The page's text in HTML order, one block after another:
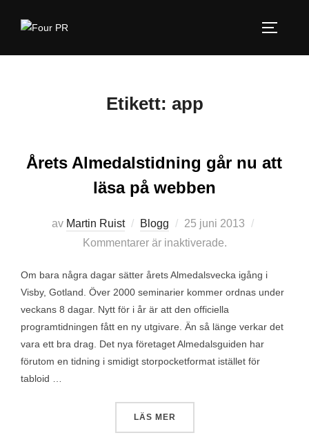
Etikett: app
Årets Almedalstidning går nu att
läsa på webben
av Martin Ruist Blogg
Publicerat
den
25 juni 2013
Kommentarer är inaktiverade.
Om bara några dagar sätter årets Almedalsvecka igång i
Visby, Gotland. Över 2000 seminarier kommer ordnas under
veckans 8 dagar. Nytt för i år är att den officiella
programtidningen fått en ny utgivare. Än så länge verkar det
vara ett bra drag. Det nya företaget Almedalsguiden har
förutom en tidning i smidigt storpocketformat istället för
tabloid …
LÄS MER